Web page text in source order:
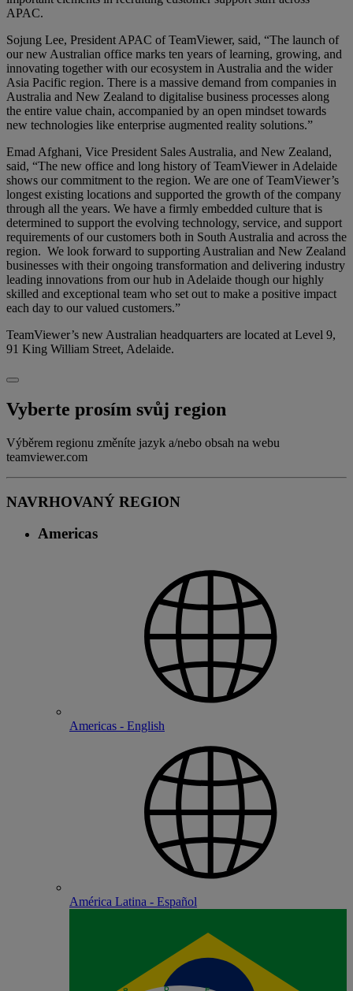
APAC.
Sojung Lee, President APAC of TeamViewer, said, “The launch of
our new Australian office marks ten years of learning, growing, and
innovating together with our ecosystem in Australia and the wider
Asia Pacific region. There is a massive demand from companies in
Australia and New Zealand to digitalise business processes along
the entire value chain, accompanied by an open mindset towards
new technologies like enterprise augmented reality solutions.”
Emad Afghani, Vice President Sales Australia, and New Zealand,
said, “The new office and long history of TeamViewer in Adelaide
shows our commitment to the region. We are one of TeamViewer’s
longest existing locations and supported the growth of the company
through all the years. We have a firmly embedded culture that is
determined to support the evolving technology, service, and support
requirements of our customers both in South Australia and across the
region. We look forward to supporting Australian and New Zealand
businesses with their ongoing transformation and delivering industry
leading innovations from our hub in Adelaide though our highly
skilled and exceptional team who set out to make a positive impact
each day to our valued customers.”
TeamViewer’s new Australian headquarters are located at Level 9,
91 King William Street, Adelaide.
Vyberte prosím svůj region
Výběrem regionu změníte jazyk a/nebo obsah na webu
teamviewer.com
NAVRHOVANÝ REGION
Americas
Americas - English
América Latina - Español